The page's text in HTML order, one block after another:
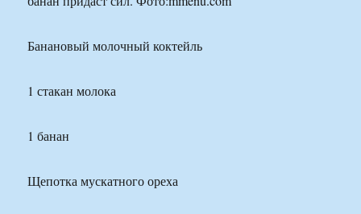
Банановый молочный коктейль
1 стакан молока
1 банан
Щепотка мускатного ореха